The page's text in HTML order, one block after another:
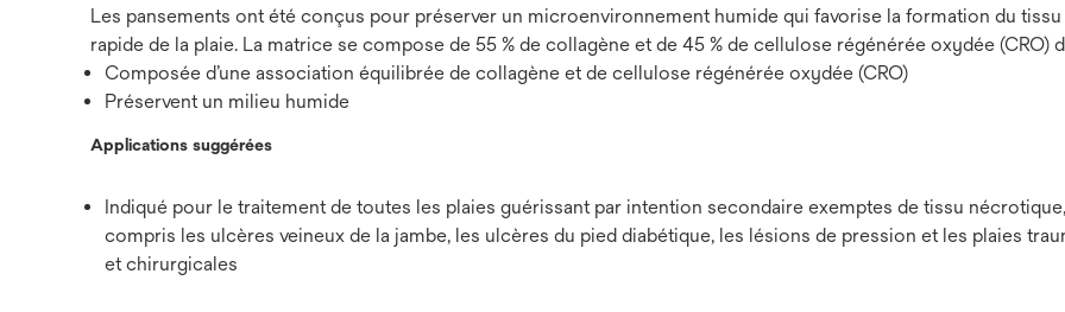
Les pansements ont été conçus pour préserver un microenvironnement humide qui favorise la formation du
rapide de la plaie. La matrice se compose de 55 % de collagène et de 45 % de cellulose régénérée oxydée
Composée d’une association équilibrée de collagène et de cellulose régénérée oxydée (CRO)
Préservent un milieu humide
Applications suggérées
Indiqué pour le traitement de toutes les plaies guérissant par intention secondaire exemptes de tissu
compris les ulcères veineux de la jambe, les ulcères du pied diabétique, les lésions de pression et les plaies
et chirurgicales